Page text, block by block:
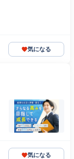
気になる
気になる